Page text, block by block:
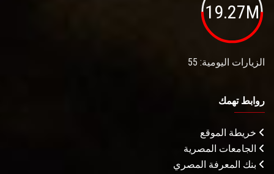
19.27M
الزيارات اليومية: 55
روابط تهمك
خريطة الموقع
الجامعات المصرية
بنك المعرفة المصري